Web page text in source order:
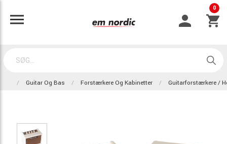
0
Guitar Og Bas Forstærkere Og Kabinetter Guitarforstærkere /